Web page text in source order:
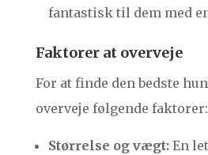
fantastisk til dem med
Faktorer at overveje
For at finde den bedste
overveje følgende faktorer:
Størrelse og vægt:En